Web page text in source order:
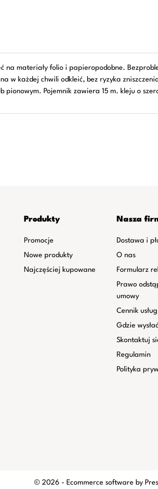
na materiały folio i papieropodobne.
w każdej chwili odkleić, bez ryzyka
pionowym. Pojemnik zawiera 15 m. kleju o
Produkty
Promocje
Nowe produkty
Najczęściej kupowane
Nasza
Dostawa i
O nas
Formularz
Prawo
umowy
Cennik usług
Gdzie
Skontaktuj
Regulamin
Polityka
© 2026 - Ecommerce software by